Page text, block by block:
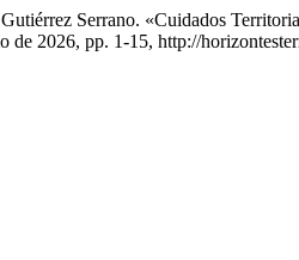
Serrano. «Cuidados
de 2026, pp. 1-15, http://